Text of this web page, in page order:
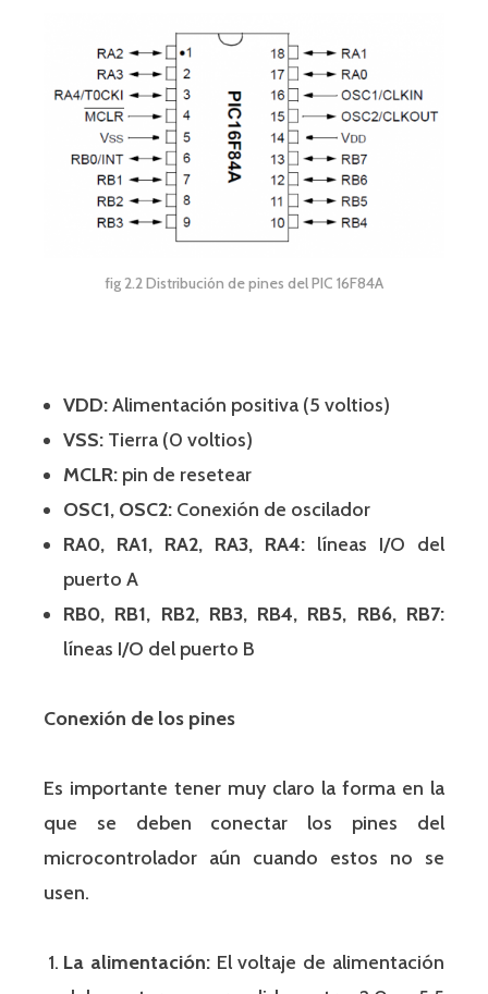
fig 2.2 Distribución de pines del PIC 16F84A
VDD:Alimentación positiva (5 voltios)
VSS: Tierra (0 voltios)
MCLR: pin de resetear
OSC1, OSC2: Conexión de oscilador
RA0, RA1, RA2, RA3, RA4: líneas I/O del
puerto A
RB0, RB1, RB2, RB3, RB4, RB5, RB6, RB7:
líneas I/O del puerto B
Conexión de los pines
Es importante tener muy claro la forma en la
que se deben conectar los pines del
microcontrolador aún cuando estos no se
usen.
La alimentación:El voltaje de alimentación